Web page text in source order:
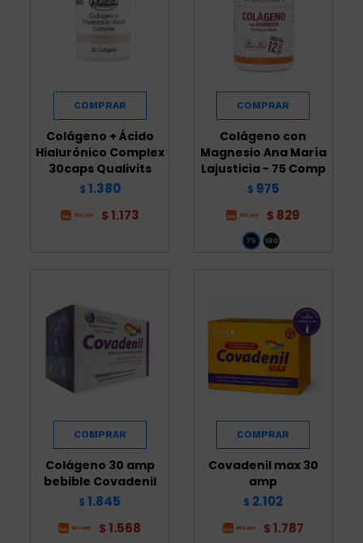
Colágeno + Ácido
Hialurónico Complex
30caps Qualivits
$ 1.380
$ 1.173
Colágeno con
Magnesio Ana María
Lajusticia - 75 Comp
$ 975
$ 829
Colágeno 30 amp
bebible Covadenil
$ 1.845
$ 1.568
Covadenil max 30
amp
$ 2.102
$ 1.787